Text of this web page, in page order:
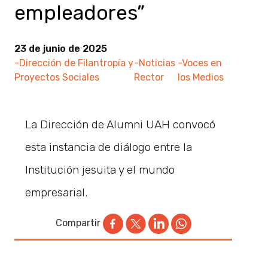
empleadores”
23 de junio de 2025
-Dirección de Filantropía y
Proyectos Sociales
-Noticias
Rector
-Voces en
los Medios
La Dirección de Alumni UAH convocó
esta instancia de diálogo entre la
Institución jesuita y el mundo
empresarial.
Compartir